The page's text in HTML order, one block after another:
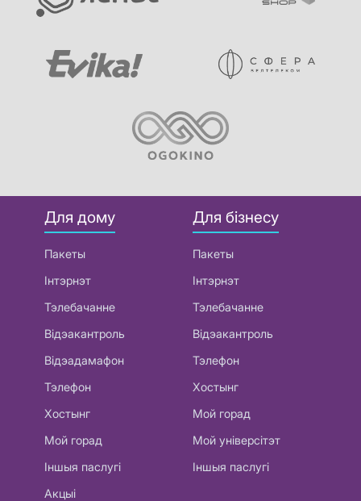
Для дому
Пакеты
Інтэрнэт
Тэлебачанне
Відэакантроль
Відэадамафон
Тэлефон
Хостынг
Мой горад
Іншыя паслугі
Акцыі
Для бізнесу
Пакеты
Інтэрнэт
Тэлебачанне
Відэакантроль
Тэлефон
Хостынг
Мой горад
Мой універсітэт
Іншыя паслугі